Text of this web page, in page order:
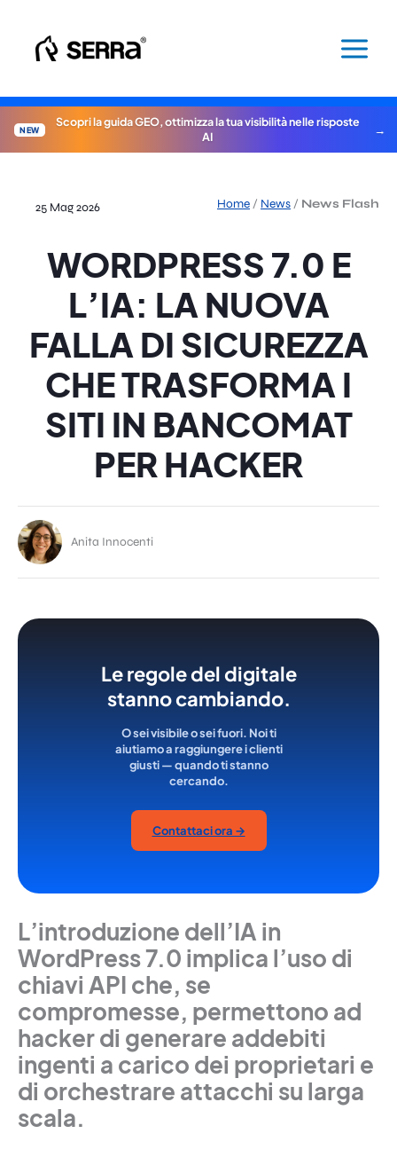
contenuto
NEW
Scopri la guida GEO, ottimizza la tua visibilità nelle risposte
AI
Home / News / News Flash
25 Mag 2026
WORDPRESS 7.0 E
L’IA: LA NUOVA
FALLA DI SICUREZZA
CHE TRASFORMA I
SITI IN BANCOMAT
PER HACKER
Anita Innocenti
Le regole del digitale
stanno cambiando.
O sei visibile o sei fuori. Noi ti
aiutiamo a raggiungere i clienti
giusti — quando ti stanno
cercando.
Contattaci ora →
L’introduzione dell’IA in
WordPress 7.0 implica l’uso di
chiavi API che, se
compromesse, permettono ad
hacker di generare addebiti
ingenti a carico dei proprietari e
di orchestrare attacchi su larga
scala.